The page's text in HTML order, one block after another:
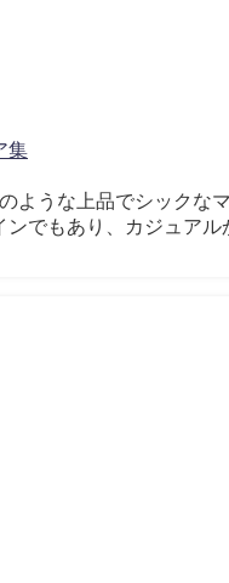
集
うな上品でシックな
でもあり、カジュア